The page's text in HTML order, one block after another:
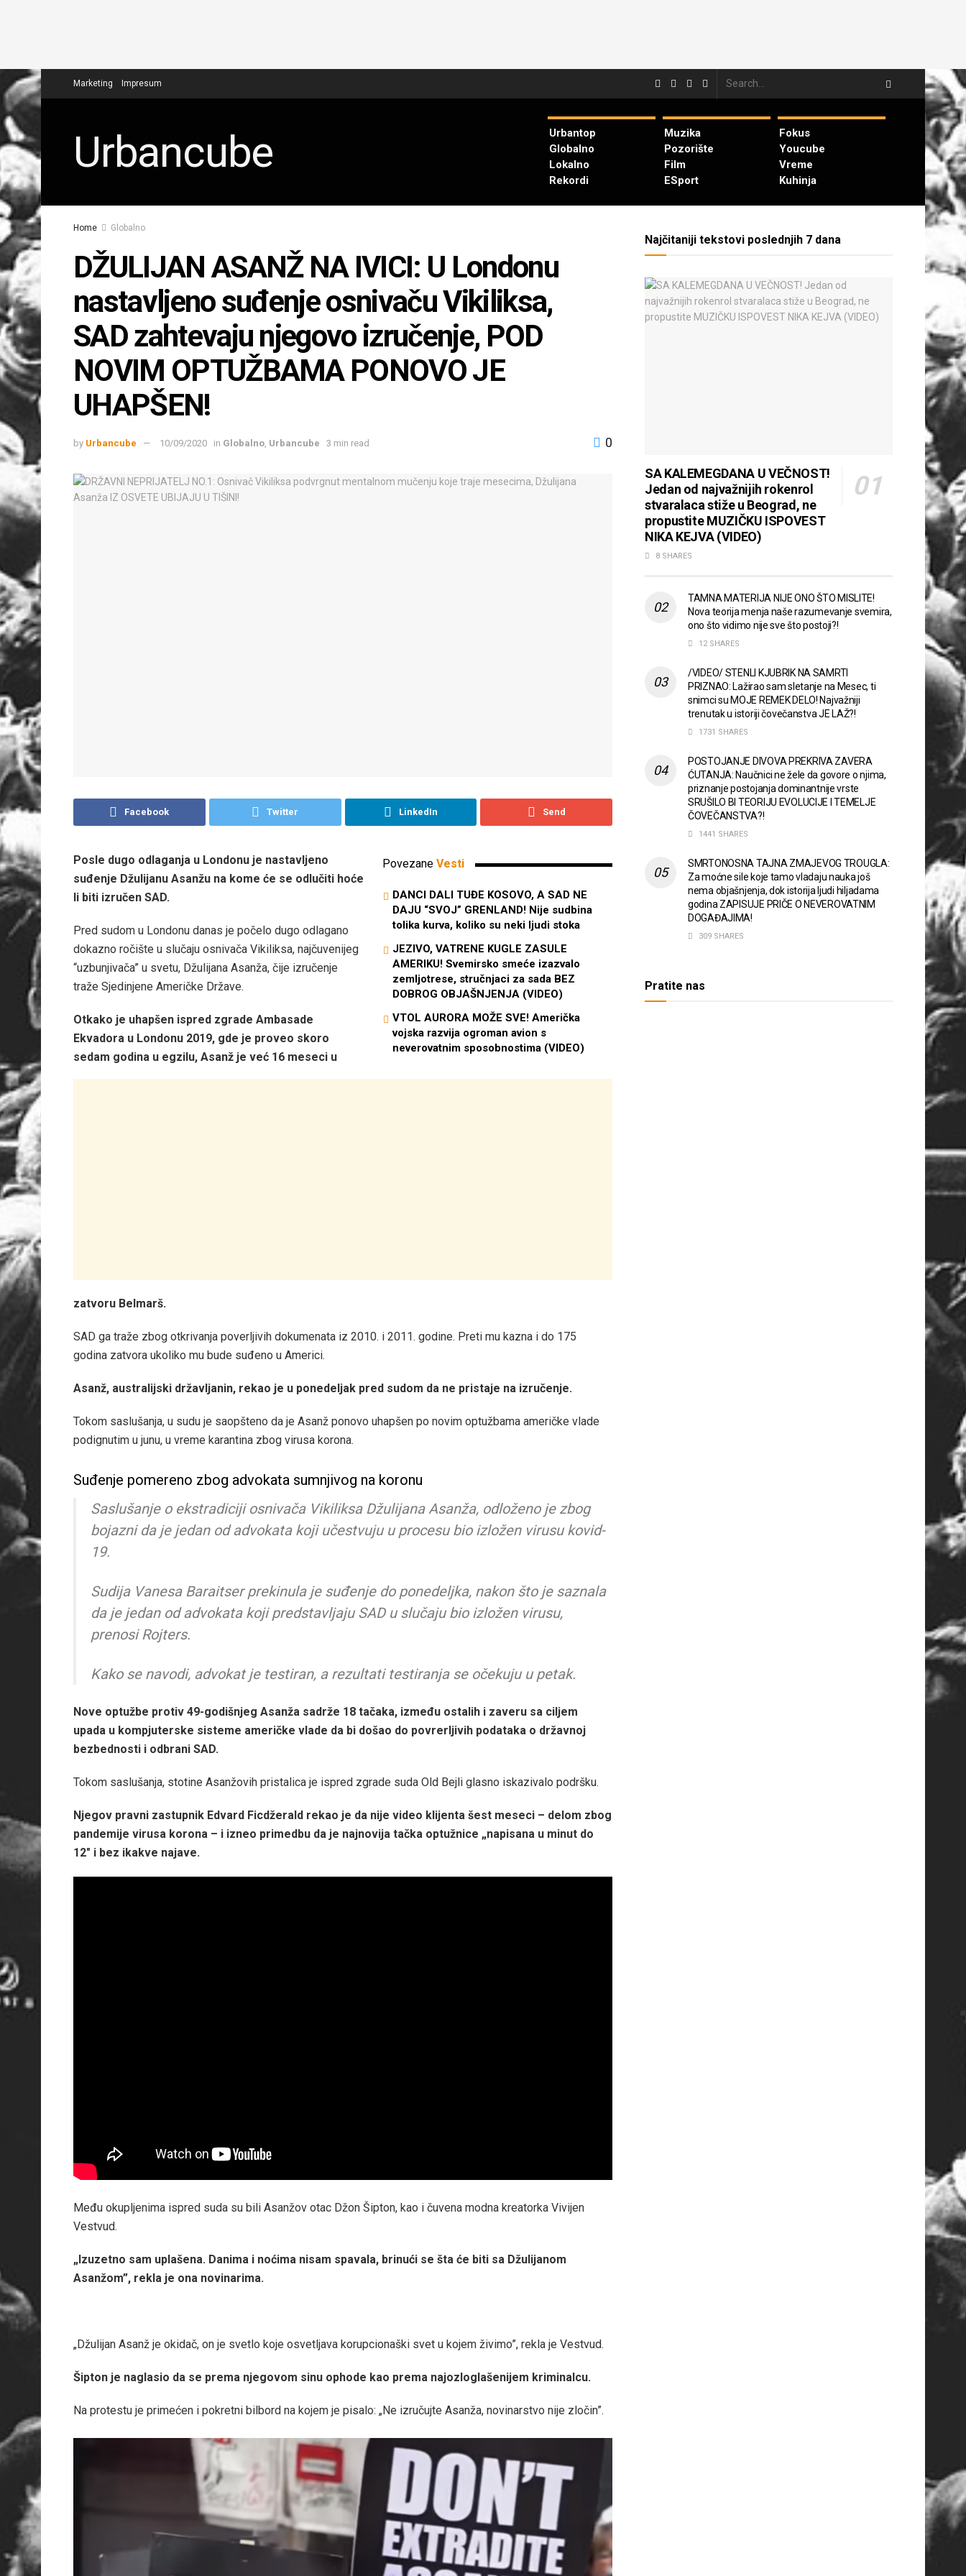
Marketing Impresum
Urbancube
Urbantop
Globalno
Lokalno
Rekordi
Muzika
Pozorište
Film
ESport
Fokus
Youcube
Vreme
Kuhinja
Home Globalno
DŽULIJAN ASANŽ NA IVICI: U Londonu
nastavljeno suđenje osnivaču Vikiliksa,
SAD zahtevaju njegovo izručenje, POD
NOVIM OPTUŽBAMA PONOVO JE
UHAPŠEN!
by Urbancube 10/09/2020 in Globalno Urbancube 3 min read 0
Facebook Twitter LinkedIn Send
Povezane Vesti
DANCI DALI TUĐE KOSOVO, A SAD NE
DAJU “SVOJ” GRENLAND! Nije sudbina
tolika kurva, koliko su neki ljudi stoka
JEZIVO, VATRENE KUGLE ZASULE
AMERIKU! Svemirsko smeće izazvalo
zemljotrese, stručnjaci za sada BEZ
DOBROG OBJAŠNJENJA (VIDEO)
VTOL AURORA MOŽE SVE! Američka
vojska razvija ogroman avion s
neverovatnim sposobnostima (VIDEO)
Posle dugo odlaganja u Londonu je nastavljeno
suđenje Džulijanu Asanžu na kome će se odlučiti hoće
li biti izručen SAD.
Pred sudom u Londonu danas je počelo dugo odlagano
dokazno ročište u slučaju osnivača Vikiliksa, najčuvenijeg
“uzbunjivača” u svetu, Džulijana Asanža, čije izručenje
traže Sjedinjene Američke Države.
Otkako je uhapšen ispred zgrade Ambasade
Ekvadora u Londonu 2019, gde je proveo skoro
sedam godina u egzilu, Asanž je već 16 meseci u
zatvoru Belmarš.
SAD ga traže zbog otkrivanja poverljivih dokumenata iz 2010. i 2011. godine. Preti mu kazna i do 175
godina zatvora ukoliko mu bude suđeno u Americi.
Asanž, australijski državljanin, rekao je u ponedeljak pred sudom da ne pristaje na izručenje.
Tokom saslušanja, u sudu je saopšteno da je Asanž ponovo uhapšen po novim optužbama američke vlade
podignutim u junu, u vreme karantina zbog virusa korona.
Suđenje pomereno zbog advokata sumnjivog na koronu
Saslušanje o ekstradiciji osnivača Vikiliksa Džulijana Asanža, odloženo je zbog
bojazni da je jedan od advokata koji učestvuju u procesu bio izložen virusu kovid-
19.
Sudija Vanesa Baraitser prekinula je suđenje do ponedeljka, nakon što je saznala
da je jedan od advokata koji predstavljaju SAD u slučaju bio izložen virusu,
prenosi Rojters.
Kako se navodi, advokat je testiran, a rezultati testiranja se očekuju u petak.
Nove optužbe protiv 49-godišnjeg Asanža sadrže 18 tačaka, između ostalih i zaveru sa ciljem
upada u kompjuterske sisteme američke vlade da bi došao do povrerljivih podataka o državnoj
bezbednosti i odbrani SAD.
Tokom saslušanja, stotine Asanžovih pristalica je ispred zgrade suda Old Bejli glasno iskazivalo podršku.
Njegov pravni zastupnik Edvard Ficdžerald rekao je da nije video klijenta šest meseci – delom zbog
pandemije virusa korona – i izneo primedbu da je najnovija tačka optužnice „napisana u minut do
12″ i bez ikakve najave.
Među okupljenima ispred suda su bili Asanžov otac Džon Šipton, kao i čuvena modna kreatorka Vivijen
Vestvud.
„Izuzetno sam uplašena. Danima i noćima nisam spavala, brinući se šta će biti sa Džulijanom
Asanžom”, rekla je ona novinarima.
„Džulijan Asanž je okidač, on je svetlo koje osvetljava korupcionaški svet u kojem živimo”, rekla je Vestvud.
Šipton je naglasio da se prema njegovom sinu ophode kao prema najozloglašenijem kriminalcu.
Na protestu je primećen i pokretni bilbord na kojem je pisalo: „Ne izručujte Asanža, novinarstvo nije zločin”.
Najčitaniji tekstovi poslednjih 7 dana
SA KALEMEGDANA U VEČNOST!
Jedan od najvažnijih rokenrol
stvaralaca stiže u Beograd, ne
propustite MUZIČKU ISPOVEST
NIKA KEJVA (VIDEO)
8 SHARES
TAMNA MATERIJA NIJE ONO ŠTO MISLITE!
Nova teorija menja naše razumevanje svemira,
ono što vidimo nije sve što postoji?!
12 SHARES
/VIDEO/ STENLI KJUBRIK NA SAMRTI
PRIZNAO: Lažirao sam sletanje na Mesec, ti
snimci su MOJE REMEK DELO! Najvažniji
trenutak u istoriji čovečanstva JE LAŽ?!
1731 SHARES
POSTOJANJE DIVOVA PREKRIVA ZAVERA
ĆUTANJA: Naučnici ne žele da govore o njima,
priznanje postojanja dominantnije vrste
SRUŠILO BI TEORIJU EVOLUCIJE I TEMELJE
ČOVEČANSTVA?!
1441 SHARES
SMRTONOSNA TAJNA ZMAJEVOG TROUGLA:
Za moćne sile koje tamo vladaju nauka još
nema objašnjenja, dok istorija ljudi hiljadama
godina ZAPISUJE PRIČE O NEVEROVATNIM
DOGAĐAJIMA!
309 SHARES
Pratite nas